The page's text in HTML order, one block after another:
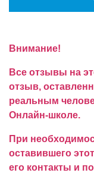
Внимание!
Все отзывы на
отзыв,
реальным
Онлайн-школе.
При
оставившего
его контакты и